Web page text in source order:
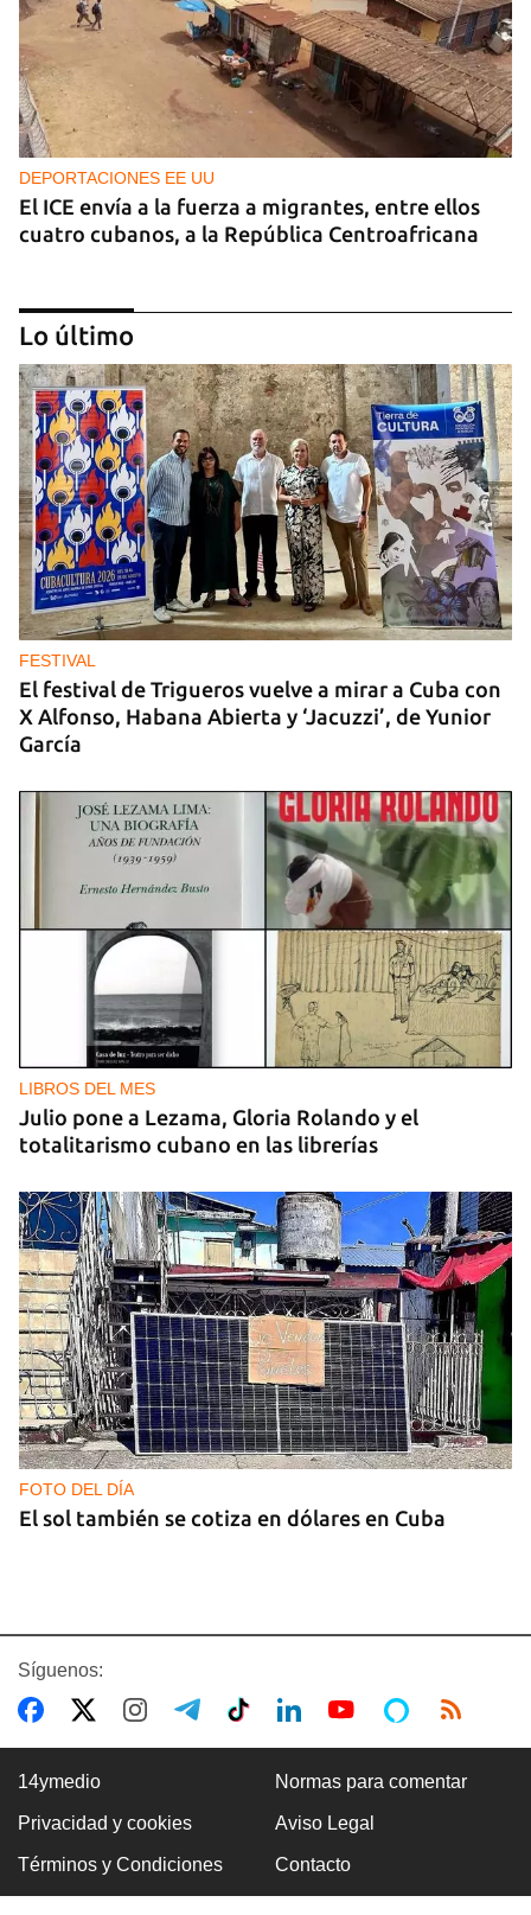
DEPORTACIONES EE UU
El ICE envía a la fuerza a migrantes, entre ellos
cuatro cubanos, a la República Centroafricana
GUERRA
Ucrania ataca otro centro logístico del Amazon
ruso, esta vez en los Urales
Lo último
FESTIVAL
El festival de Trigueros vuelve a mirar a Cuba con
X Alfonso, Habana Abierta y ‘Jacuzzi’, de Yunior
García
LIBROS DEL MES
Julio pone a Lezama, Gloria Rolando y el
totalitarismo cubano en las librerías
FOTO DEL DÍA
El sol también se cotiza en dólares en Cuba
GAS
Los puntos de ProGas vuelven a cerrar en La
Síguenos:
14ymedio Normas para comentar
Privacidad y cookies Aviso Legal
Términos y Condiciones Contacto